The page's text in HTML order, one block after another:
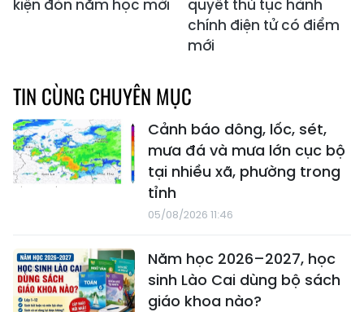
kiện đón năm học mới
quyết thủ tục hành
chính điện tử có điểm
mới
TIN CÙNG CHUYÊN MỤC
Cảnh báo dông, lốc, sét,
mưa đá và mưa lớn cục bộ
tại nhiều xã, phường trong
tỉnh
05/08/2026 11:46
Năm học 2026–2027, học
sinh Lào Cai dùng bộ sách
giáo khoa nào?